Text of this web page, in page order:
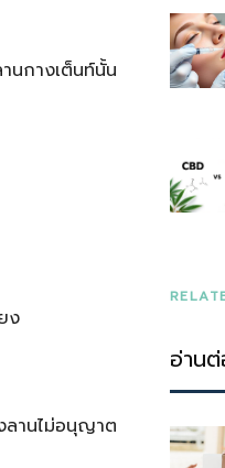
นกางเต็นท์นั้น
ง
ลานไม่อนุญาต
อ่าน